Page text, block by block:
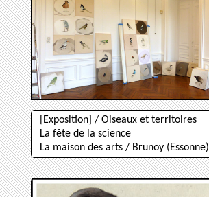
[Exposition] / Oiseaux et territoires
La fête de la science
La maison des arts / Brunoy (Essonne)